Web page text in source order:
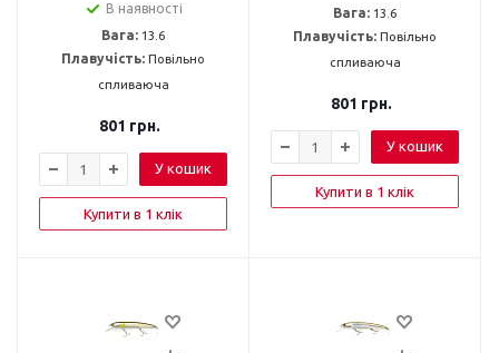
В наявності
Вага: 13.6
Плавучість: Повільно
спливаюча
801 грн.
У кошик
Купити в 1 клік
Вага: 13.6
Плавучість: Повільно
спливаюча
801 грн.
У кошик
Купити в 1 клік